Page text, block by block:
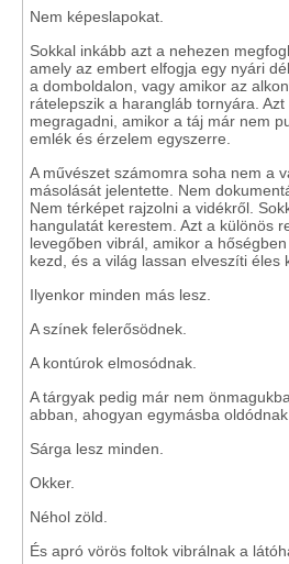
Nem képeslapokat.
Sokkal inkább azt a nehezen
amely az embert elfogja egy nyári
a domboldalon, vagy amikor az
rátelepszik a harangláb tornyára.
megragadni, amikor a táj már nem
emlék és érzelem egyszerre.
A művészet számomra soha nem a
másolását jelentette. Nem
Nem térképet rajzolni a vidékről.
hangulatát kerestem. Azt a különös
levegőben vibrál, amikor a
kezd, és a világ lassan elveszíti éles
Ilyenkor minden más lesz.
A színek felerősödnek.
A kontúrok elmosódnak.
A tárgyak pedig már nem
abban, ahogyan egymásba oldódnak.
Sárga lesz minden.
Okker.
Néhol zöld.
És apró vörös foltok vibrálnak a